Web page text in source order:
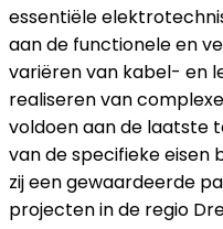
essentiële
aan de functionele en
variëren van kabel- en
realiseren van
voldoen aan de laatste
van de specifieke eisen
zij een gewaardeerde
projecten in de regio